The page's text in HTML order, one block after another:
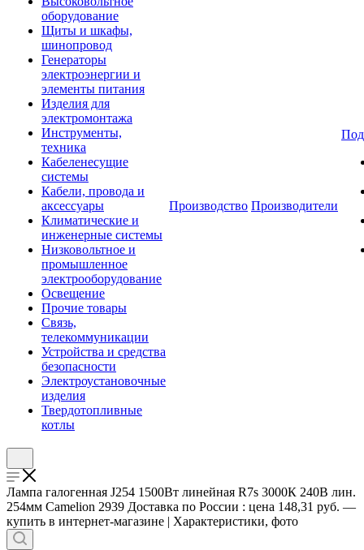
оборудование
Щиты и шкафы,
шинопровод
Генераторы
электроэнергии и
элементы питания
Изделия для
электромонтажа
Инструменты,
техника
Кабеленесущие
системы
Кабели, провода и
аксессуары
Климатические и
инженерные системы
Низковольтное и
промышленное
электрооборудование
Освещение
Прочие товары
Связь,
телекоммуникации
Устройства и средства
безопасности
Электроустановочные
изделия
Твердотопливные
котлы
Производство Производители
Лампа галогенная J254 1500Вт линейная R7s 3000К 240В лин.
254мм Camelion 2939 Доставка по России : цена 148,31 руб. —
купить в интернет-магазине | Характеристики, фото